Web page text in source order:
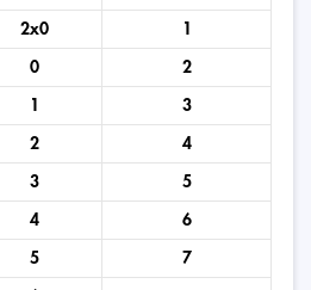
2x0 1
0 2
1 3
2 4
3 5
4 6
5 7